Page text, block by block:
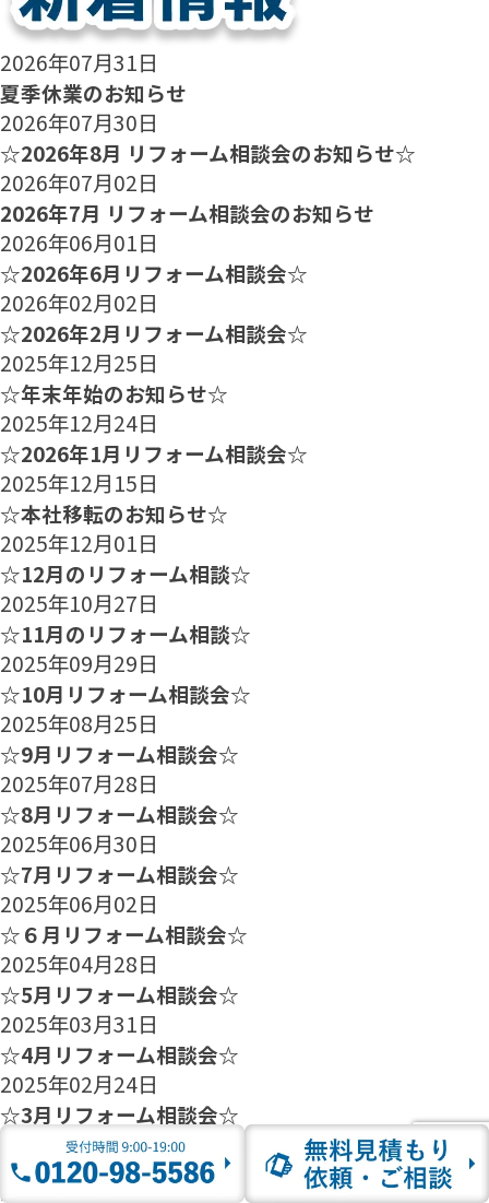
2026年07月31日
夏季休業のお知らせ
2026年07月30日
☆2026年8月 リフォーム相談会のお知らせ☆
2026年07月02日
2026年7月 リフォーム相談会のお知らせ
2026年06月01日
☆2026年6月リフォーム相談会☆
2026年02月02日
☆2026年2月リフォーム相談会☆
2025年12月25日
☆年末年始のお知らせ☆
2025年12月24日
☆2026年1月リフォーム相談会☆
2025年12月15日
☆本社移転のお知らせ☆
2025年12月01日
☆12月のリフォーム相談☆
2025年10月27日
☆11月のリフォーム相談☆
2025年09月29日
☆10月リフォーム相談会☆
2025年08月25日
☆9月リフォーム相談会☆
2025年07月28日
☆8月リフォーム相談会☆
2025年06月30日
☆7月リフォーム相談会☆
2025年06月02日
☆６月リフォーム相談会☆
2025年04月28日
☆5月リフォーム相談会☆
2025年03月31日
☆4月リフォーム相談会☆
2025年02月24日
☆3月リフォーム相談会☆
2025年01月27日
☆2月のリフォーム相談会のご案内☆